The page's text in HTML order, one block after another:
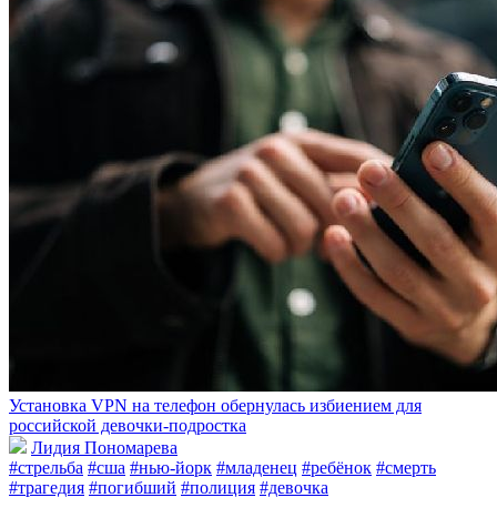
Установка VPN на телефон обернулась избиением для
российской девочки-подростка
Лидия Пономарева
#стрельба #сша #нью-йорк #младенец #ребёнок #смерть
#трагедия #погибший #полиция #девочка